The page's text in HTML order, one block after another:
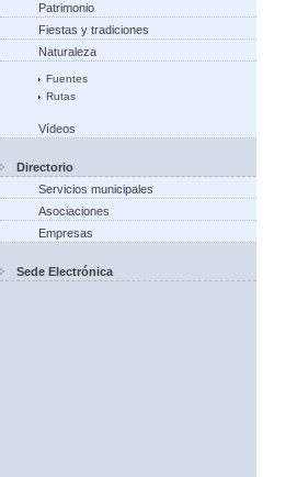
Patrimonio
Fiestas y tradiciones
Naturaleza
Fuentes
Rutas
Vídeos
Directorio
Servicios municipales
Asociaciones
Empresas
Sede Electrónica